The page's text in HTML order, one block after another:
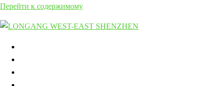
Перейти к содержимому